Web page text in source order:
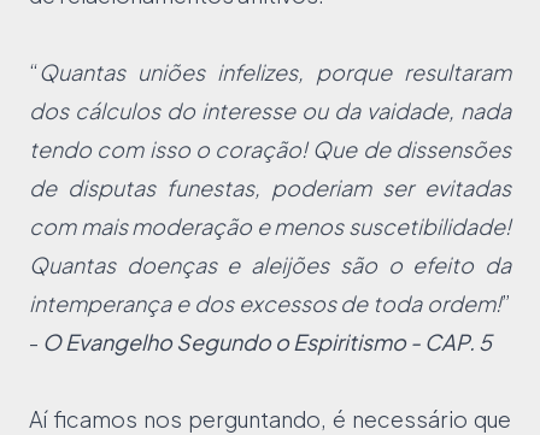
“Quantas uniões infelizes, porque resultaram
dos cálculos do interesse ou da vaidade, nada
tendo com isso o coração! Que de dissensões
de disputas funestas, poderiam ser evitadas
com mais moderação e menos suscetibilidade!
Quantas doenças e aleijões são o efeito da
intemperança e dos excessos de toda ordem!”
- O Evangelho Segundo o Espiritismo - CAP. 5
Aí ficamos nos perguntando, é necessário que